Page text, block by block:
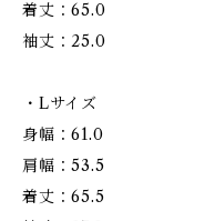
着丈：65.0
袖丈：25.0
・Lサイズ
身幅：61.0
肩幅：53.5
着丈：65.5